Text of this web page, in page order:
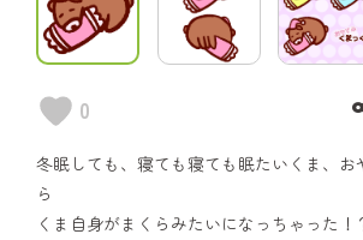
0
冬眠しても、寝ても寝ても眠たいくま、
ら
くま自身がまくらみたいになっちゃった！